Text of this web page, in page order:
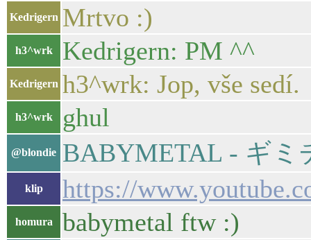
Kedrigern Mrtvo :)
h3^wrk Kedrigern: PM ^^
Kedrigern h3^wrk: Jop, vše sedí.
h3^wrk ghul
@blondie BABYMETAL - ギミ
klip https://
homura babymetal ftw :)